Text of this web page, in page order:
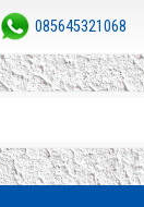
085645321068